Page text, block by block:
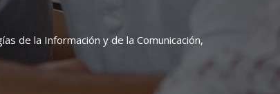
de la Información y de la Comunicación,